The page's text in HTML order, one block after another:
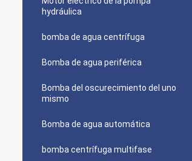
hydráulica
bomba de agua centrífuga
Bomba de agua periférica
Bomba del oscurecimiento del uno
mismo
Bomba de agua automática
bomba centrífuga multifase